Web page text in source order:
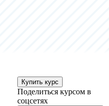
Купить курс
Поделиться курсом в
соцсетях